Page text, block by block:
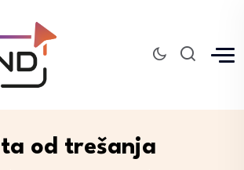
od trešanja